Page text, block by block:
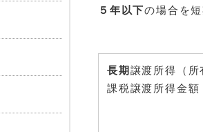
５年以下の場合を
長期譲渡所得（所
課税譲渡所得金